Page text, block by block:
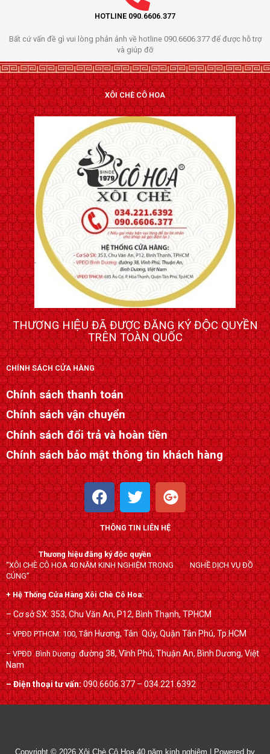
HOTLINE 090.6606.377
Bất cứ vấn đề gì vui lòng phản ảnh về hotline 090.6606.377 để được hỗ trợ
và giúp đỡ
XÔI CHÈ CÔ HOA
THƯƠNG HIỆU ĐÃ ĐƯỢC ĐĂNG KÝ ĐỘC QUYỀN
TRÊN TOÀN QUỐC
CHÍNH SÁCH CỬA HÀNG
Chính sách thanh toán
Chính sách vận chuyển
Chính sách đổi trả và hoàn tiền
Chính sách bảo mật thông tin khách hàng
F
a
c
e
b
o
o
k
T
w
i
t
t
e
r
G
o
o
g
l
e
-
p
l
u
s
THÔNG TIN LIÊN HỆ
Thương hiệu đăng ký độc quyền
“XÔI CHÈ CÔ HOA 40 NĂM KINH NGHIỆM TRONG NGHỀ DỊCH VỤ ĐỒ
CÚNG”
+ Hệ Thống Cửa Hàng Xôi Chè Cô Hoa:
– Cơ sở SX: 353, Chu Văn An, P12, Bình Thạnh, TPHCM
– VPĐD PTHCM: 100, Tân Hương, Tân Qúy,Quận Tân Phú, Tp.HCM
– VPĐD Bình Dương:đường 38, Vĩnh Phú, Thuận An, Bình Dương, Việt
Nam
– Điện thoại tư vấn:090.6606.377 – 034.221.6392
Copyright © 2026 Xôi Chè Cô Hoa 40 năm kinh nghiệm | Powered by